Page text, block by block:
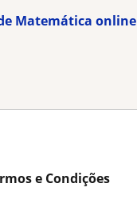
Matemática online
e Condições